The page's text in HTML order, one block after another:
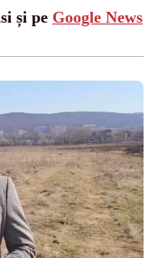
și pe Google News